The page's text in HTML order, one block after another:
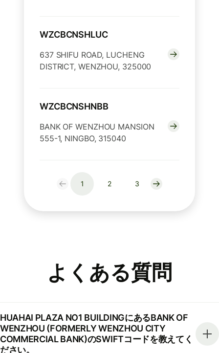
WZCBCNSHLUC
637 SHIFU ROAD, LUCHENG
DISTRICT, WENZHOU, 325000
WZCBCNSHNBB
BANK OF WENZHOU MANSION
555-1, NINGBO, 315040
1 2 3
よくある質問
HUAHAI PLAZA NO1 BUILDINGにあるBANK OF
WENZHOU (FORMERLY WENZHOU CITY
COMMERCIAL BANK)のSWIFTコードを教えてく
ださい。